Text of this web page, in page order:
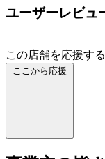
ユーザーレビュ
この店舗を応援する
ここから応援